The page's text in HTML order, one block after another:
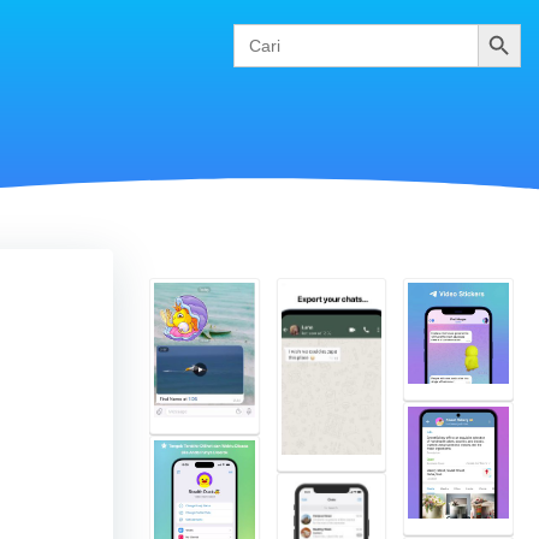
Search
for:
Cari